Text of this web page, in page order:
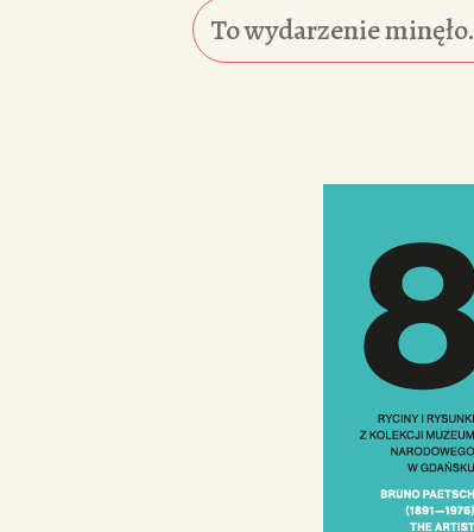
To wydarzenie minęło.